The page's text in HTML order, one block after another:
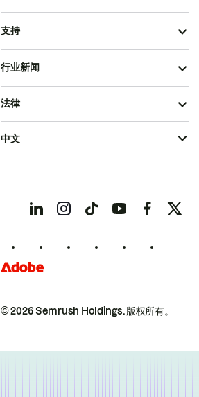
支持
行业新闻
© 2026 Semrush Holdings.版权所有。
法律
中文